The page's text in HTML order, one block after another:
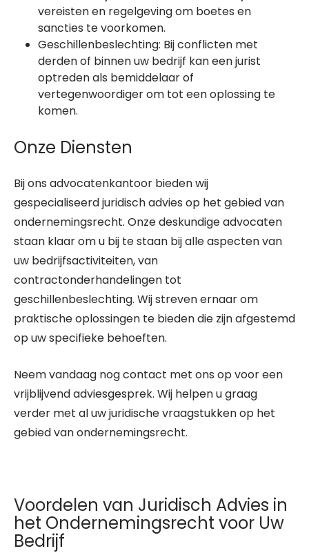
vereisten en regelgeving om boetes en
sancties te voorkomen.
Geschillenbeslechting: Bij conflicten met
derden of binnen uw bedrijf kan een jurist
optreden als bemiddelaar of
vertegenwoordiger om tot een oplossing te
komen.
Onze Diensten
Bij ons advocatenkantoor bieden wij
gespecialiseerd juridisch advies op het gebied van
ondernemingsrecht. Onze deskundige advocaten
staan klaar om u bij te staan bij alle aspecten van
uw bedrijfsactiviteiten, van
contractonderhandelingen tot
geschillenbeslechting. Wij streven ernaar om
praktische oplossingen te bieden die zijn afgestemd
op uw specifieke behoeften.
Neem vandaag nog contact met ons op voor een
vrijblijvend adviesgesprek. Wij helpen u graag
verder met al uw juridische vraagstukken op het
gebied van ondernemingsrecht.
Voordelen van Juridisch Advies in
het Ondernemingsrecht voor Uw
Bedrijf